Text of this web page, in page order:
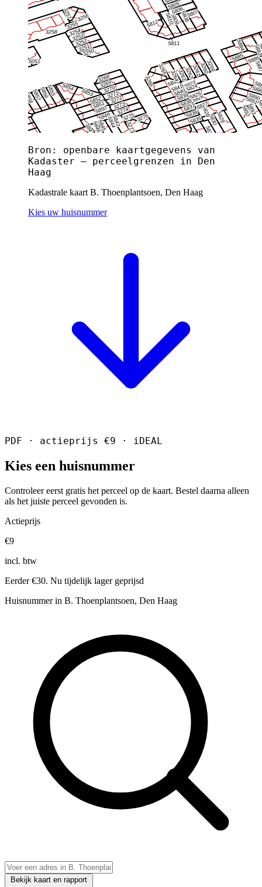
Bron: openbare kaartgegevens van
Kadaster — perceelgrenzen in Den
Haag
Kadastrale kaart B. Thoenplantsoen, Den Haag
Kies uw huisnummer
PDF · actieprijs €9 · iDEAL
Kies een huisnummer
Controleer eerst gratis het perceel op de kaart. Bestel daarna alleen
als het juiste perceel gevonden is.
Actieprijs
€9
incl. btw
Eerder €30. Nu tijdelijk lager geprijsd
Huisnummer in B. Thoenplantsoen, Den Haag
Bekijk kaart en rapport